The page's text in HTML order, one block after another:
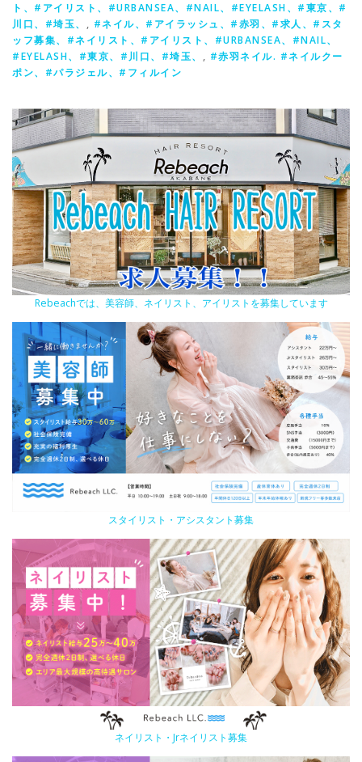
ト、#アイリスト、#URBANSEA、#NAIL、#EYELASH、#東京、#
川口、#埼玉、 , #ネイル、#アイラッシュ、#赤羽、#求人、#スタ
ッフ募集、#ネイリスト、#アイリスト、#URBANSEA、#NAIL、
#EYELASH、#東京、#川口、#埼玉、 , #赤羽ネイル. #ネイルクー
ポン、#パラジェル、#フィルイン
Rebeachでは、美容師、ネイリスト、アイリストを募集しています
スタイリスト・アシスタント募集
ネイリスト・Jrネイリスト募集